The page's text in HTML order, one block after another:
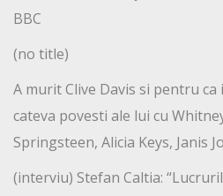
BBC
(no title)
A murit Clive Davis si pentru
cateva povesti ale lui cu
Springsteen, Alicia Keys, Janis
(interviu) Stefan Caltia: